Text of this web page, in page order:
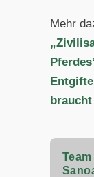
Mehr
Team